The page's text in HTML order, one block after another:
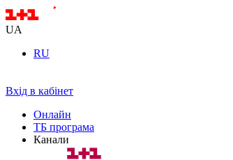
UA
RU
Вхід в кабінет
Онлайн
ТБ програма
Канали